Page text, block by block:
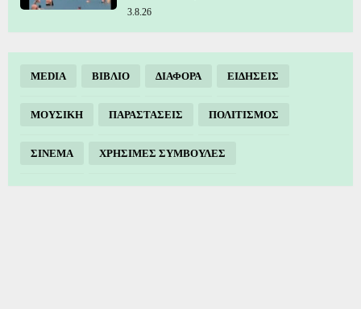
3.8.26
MEDIA ΒΙΒΛΙΟ ΔΙΑΦΟΡΑ ΕΙΔΗΣΕΙΣ
ΜΟΥΣΙΚΗ ΠΑΡΑΣΤΑΣΕΙΣ ΠΟΛΙΤΙΣΜΟΣ
ΣΙΝΕΜΑ ΧΡΗΣΙΜΕΣ ΣΥΜΒΟΥΛΕΣ